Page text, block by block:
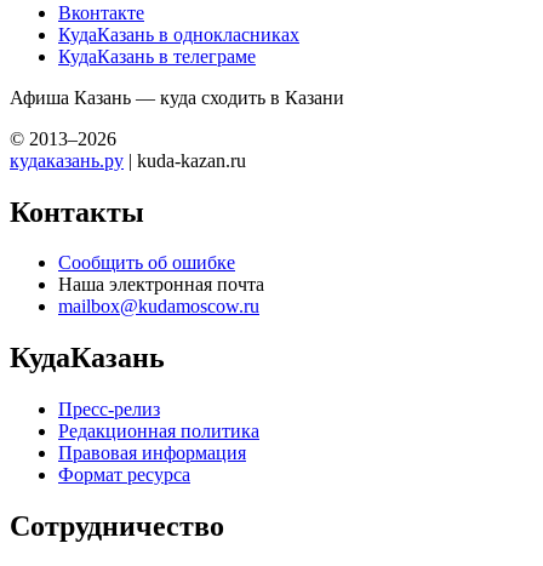
Вконтакте
КудаКазань в однокласниках
КудаКазань в телеграме
Афиша Казань — куда сходить в Казани
© 2013–2026
кудаказань.ру | kuda-kazan.ru
Контакты
Сообщить об ошибке
Наша электронная почта
mailbox@kudamoscow.ru
КудаКазань
Пресс-релиз
Редакционная политика
Правовая информация
Формат ресурса
Сотрудничество